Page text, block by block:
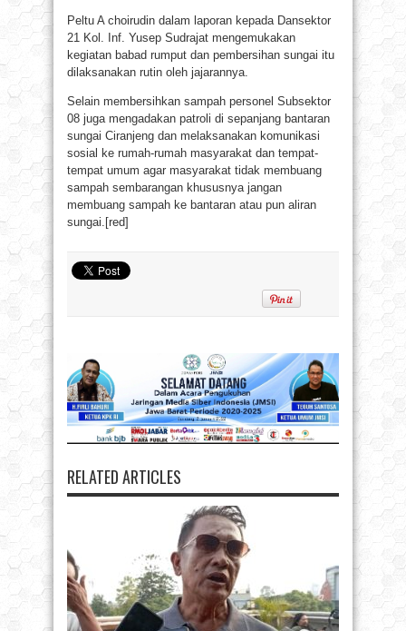
Peltu A choirudin dalam laporan kepada Dansektor
21 Kol. Inf. Yusep Sudrajat mengemukakan
kegiatan babad rumput dan pembersihan sungai itu
dilaksanakan rutin oleh jajarannya.
Selain membersihkan sampah personel Subsektor
08 juga mengadakan patroli di sepanjang bantaran
sungai Ciranjeng dan melaksanakan komunikasi
sosial ke rumah-rumah masyarakat dan tempat-
tempat umum agar masyarakat tidak membuang
sampah sembarangan khususnya jangan
membuang sampah ke bantaran atau pun aliran
sungai.[red]
RELATED ARTICLES